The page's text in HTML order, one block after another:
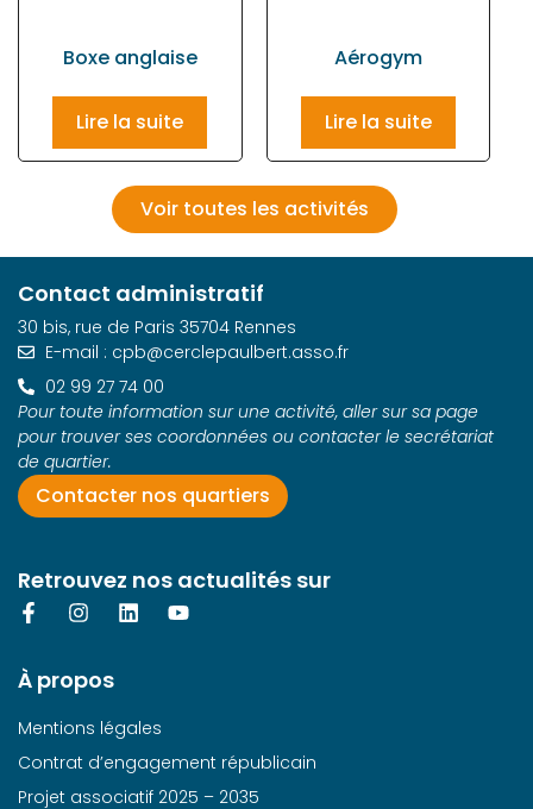
Boxe anglaise
Lire la suite
Aérogym
Lire la suite
Voir toutes les activités
Retrouvez nos actualités sur
À propos
Mentions légales
Contrat d’engagement républicain
Projet associatif 2025 – 2035
Contact administratif
30 bis, rue de Paris 35704 Rennes
E-mail : cpb@cerclepaulbert.asso.fr
02 99 27 74 00
Pour toute information sur une activité, aller sur sa page
pour trouver ses coordonnées ou contacter le secrétariat
de quartier.
Contacter nos quartiers